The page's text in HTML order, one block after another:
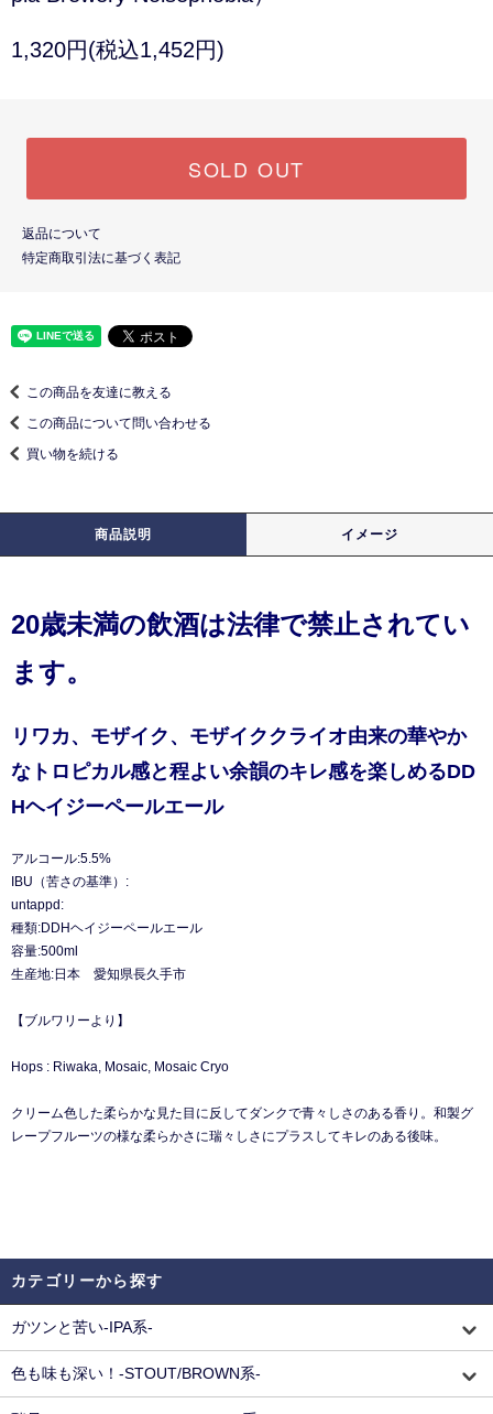
1,320円(税込1,452円)
SOLD OUT
返品について
特定商取引法に基づく表記
この商品を友達に教える
この商品について問い合わせる
買い物を続ける
商品説明 イメージ
20歳未満の飲酒は法律で禁止されてい
ます。
リワカ、モザイク、モザイククライオ由来の華やか
なトロピカル感と程よい余韻のキレ感を楽しめるDD
Hヘイジーペールエール
アルコール:5.5%
IBU（苦さの基準）:
untappd:
種類:DDHヘイジーペールエール
容量:500ml
生産地:日本 愛知県長久手市
【ブルワリーより】
Hops : Riwaka, Mosaic, Mosaic Cryo
クリーム色した柔らかな見た目に反してダンクで青々しさのある香り。和製グ
レープフルーツの様な柔らかさに瑞々しさにプラスしてキレのある後味。
カテゴリーから探す
ガツンと苦い-IPA系-
色も味も深い！-STOUT/BROWN系-